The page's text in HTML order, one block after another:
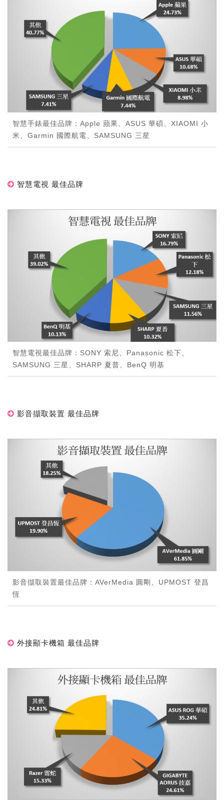
智慧手錶最佳品牌：Apple 蘋果、ASUS 華碩、XIAOMI 小
米、Garmin 國際航電、SAMSUNG 三星
智慧電視 最佳品牌
智慧電視最佳品牌：SONY 索尼、Panasonic 松下、
SAMSUNG 三星、SHARP 夏普、BenQ 明基
影音擷取裝置 最佳品牌
影音擷取裝置最佳品牌：AVerMedia 圓剛、UPMOST 登昌
恆
外接顯卡機箱 最佳品牌